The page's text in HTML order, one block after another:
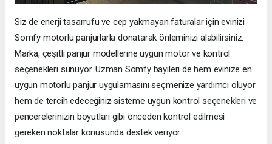
Siz de enerji tasarrufu ve cep yakmayan faturalar için evinizi
Somfy motorlu panjurlarla donatarak önleminizi alabilirsiniz.
Marka, çeşitli panjur modellerine uygun motor ve kontrol
seçenekleri sunuyor. Uzman Somfy bayileri de hem evinize en
uygun motorlu panjur uygulamasını seçmenize yardımcı oluyor
hem de tercih edeceğiniz sisteme uygun kontrol seçenekleri ve
pencerelerinizin boyutları gibi önceden kontrol edilmesi
gereken noktalar konusunda destek veriyor.